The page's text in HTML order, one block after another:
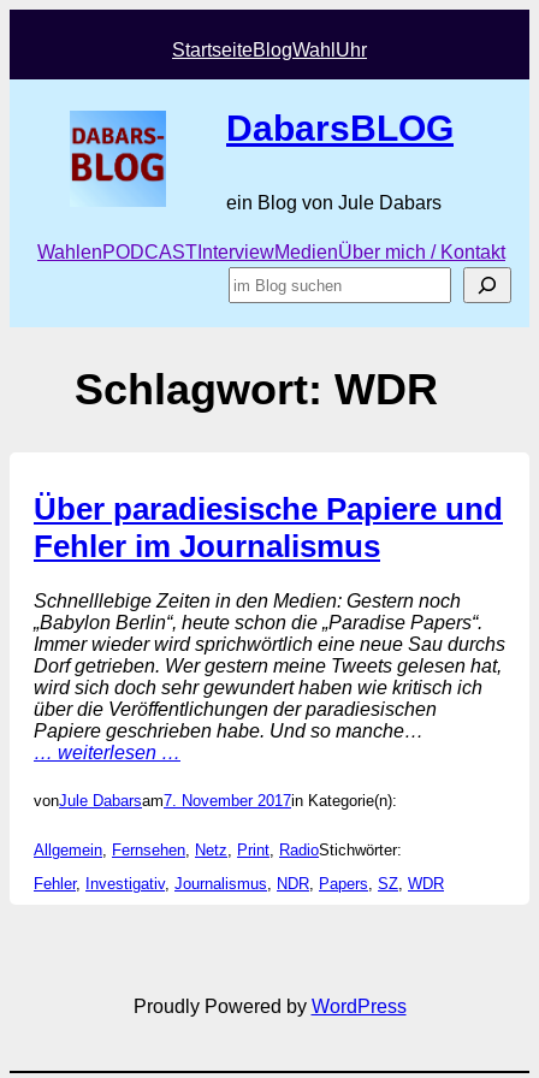
StartseiteBlogWahl Uhr
DabarsBLOG
ein Blog von Jule Dabars
WahlenPODCAST InterviewMedienÜber mich / Kontakt
Suchen
Schlagwort:WDR
Über paradiesische Papiere und
Fehler im Journalismus
Schnelllebige Zeiten in den Medien: Gestern noch
„Babylon Berlin“, heute schon die „Paradise Papers“.
Immer wieder wird sprichwörtlich eine neue Sau durchs
Dorf getrieben. Wer gestern meine Tweets gelesen hat,
wird sich doch sehr gewundert haben wie kritisch ich
über die Veröffentlichungen der paradiesischen
Papiere geschrieben habe. Und so manche…
… weiterlesen …
vonJule Dabarsam7. November 2017in Kategorie(n):
Allgemein, Fernsehen, Netz, Print, RadioStichwörter:
Fehler, Investigativ, Journalismus, NDR, Papers, SZ, WDR
Proudly Powered by WordPress